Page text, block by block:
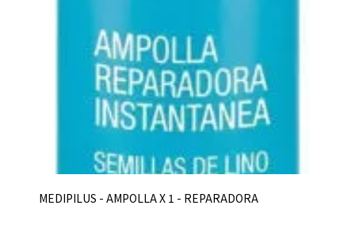
MEDIPILUS - AMPOLLA X 1 - REPARADORA